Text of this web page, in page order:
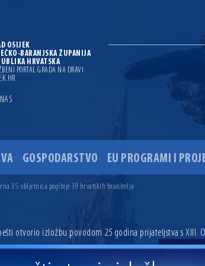
OSIJEK
BARANJSKA ŽUPANIJA
HRVATSKA
PORTAL GRADA NA DRAVI
GOSPODARSTVO EU PROGRAMI I
i pravodobnih mjera komarci ove godine pod kontrolom
Dan pobjede i domovinske zahvalnosti i Dan hrvatskih branitelja
35. obljetnica pogibije 39 hrvatskih branitelja
Večeri vina i umjetnosti završen Vinski mjesec
Gradskog vijeća Grada Osijeka. Gradonačelnik Radić istaknuo da je u
otvorio izložbu povodom 25 godina prijateljstva s XIII.